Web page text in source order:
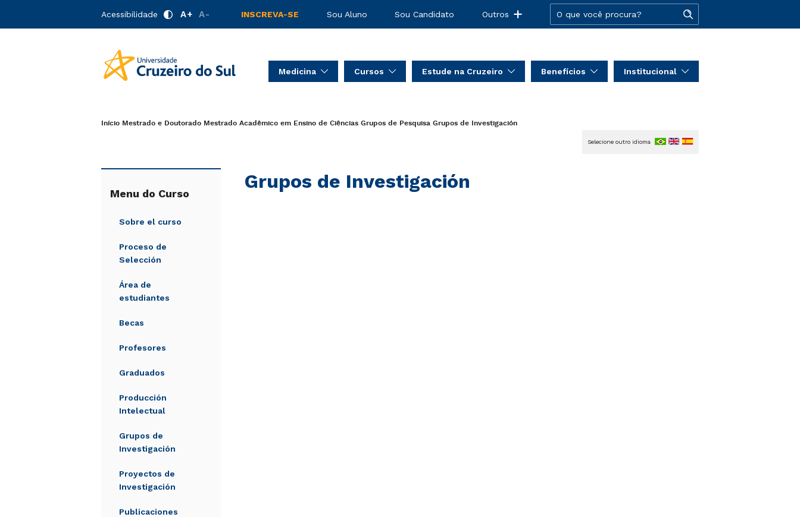
Acessibilidade A+ A- INSCREVA-SE Sou Aluno Sou Candidato Outros
Medicina Cursos Estude na Cruzeiro Benefícios Institucional
Início Mestrado e Doutorado Mestrado Acadêmico em Ensino de Ciências Grupos de Pesquisa Grupos de Investigación
Menu do Curso
Sobre el curso
Proceso de
Selección
Área de
estudiantes
Becas
Profesores
Graduados
Producción
Intelectual
Grupos de
Investigación
Proyectos de
Investigación
Publicaciones
Grupos de Investigación
Selecione outro idioma